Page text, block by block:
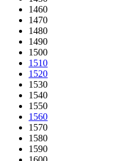
1460
1470
1480
1490
1500
1510
1520
1530
1540
1550
1560
1570
1580
1590